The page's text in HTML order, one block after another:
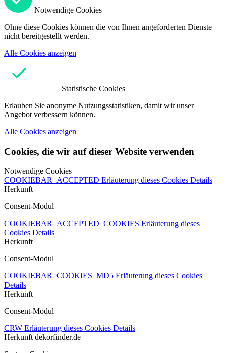
Notwendige Cookies
Ohne diese Cookies können die von Ihnen angeforderten Dienste
nicht bereitgestellt werden.
Alle Cookies anzeigen
Statistische Cookies
Erlauben Sie anonyme Nutzungsstatistiken, damit wir unser
Angebot verbessern können.
Alle Cookies anzeigen
Cookies, die wir auf dieser Website verwenden
Notwendige Cookies
COOKIEBAR_ACCEPTED Erläuterung dieses Cookies Details
Herkunft
Consent-Modul
COOKIEBAR_ACCEPTED_COOKIES Erläuterung dieses
Cookies Details
Herkunft
Consent-Modul
COOKIEBAR_COOKIES_MD5 Erläuterung dieses Cookies
Details
Herkunft
Consent-Modul
CRW Erläuterung dieses Cookies Details
Herkunft dekorfinder.de